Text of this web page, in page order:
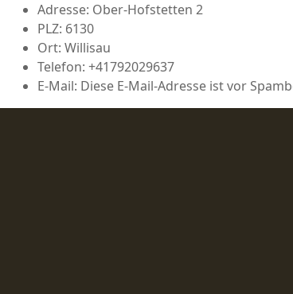
Adresse: Ober-Hofstetten 2
PLZ: 6130
Ort: Willisau
Telefon: +41792029637
E-Mail: Diese E-Mail-Adresse ist vor